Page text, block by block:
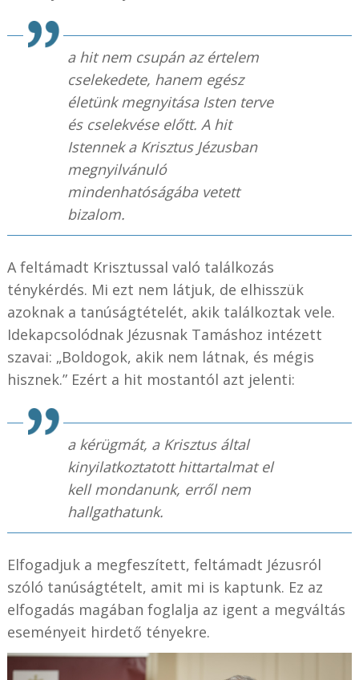
a hit nem csupán az értelem
cselekedete, hanem egész
életünk megnyitása Isten terve
és cselekvése előtt. A hit
Istennek a Krisztus Jézusban
megnyilvánuló
mindenhatóságába vetett
bizalom.
A feltámadt Krisztussal való találkozás
ténykérdés. Mi ezt nem látjuk, de elhisszük
azoknak a tanúságtételét, akik találkoztak vele.
Idekapcsolódnak Jézusnak Tamáshoz intézett
szavai: „Boldogok, akik nem látnak, és mégis
hisznek.” Ezért a hit mostantól azt jelenti:
a kérügmát, a Krisztus által
kinyilatkoztatott hittartalmat el
kell mondanunk, erről nem
hallgathatunk.
Elfogadjuk a megfeszített, feltámadt Jézusról
szóló tanúságtételt, amit mi is kaptunk. Ez az
elfogadás magában foglalja az igent a megváltás
eseményeit hirdető tényekre.